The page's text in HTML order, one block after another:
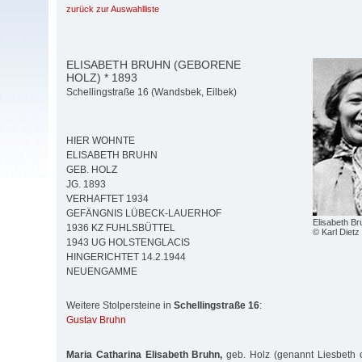
zurück zur Auswahlliste
Elisabeth
© Karl Dietz
ELISABETH BRUHN (GEBORENE
HOLZ) * 1893
Schellingstraße 16 (Wandsbek, Eilbek)
HIER WOHNTE
ELISABETH BRUHN
GEB. HOLZ
JG. 1893
VERHAFTET 1934
GEFÄNGNIS LÜBECK-LAUERHOF
1936 KZ FUHLSBÜTTEL
1943 UG HOLSTENGLACIS
HINGERICHTET 14.2.1944
NEUENGAMME
Weitere Stolpersteine in Schellingstraße 16:
Gustav Bruhn
Maria Catharina Elisabeth Bruhn, geb. Holz (genannt Liesbeth